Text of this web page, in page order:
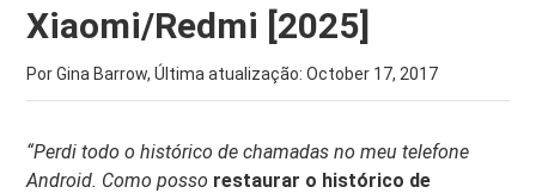
Xiaomi/Redmi [2025]
Por Gina Barrow, Última atualização:October 17, 2017
“Perdi todo o histórico de chamadas no meu telefone
Android. Como posso restaurar o histórico de